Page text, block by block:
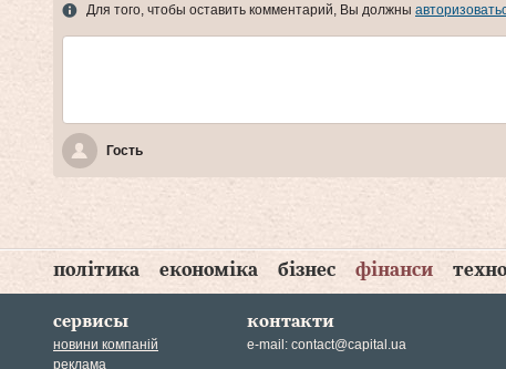
Для того, чтобы оставить комментарий, Вы должны
Гость
політика економіка бізнес фінанси
сервисы
новини компаній
реклама
контакти
e-mail: contact@capital.ua